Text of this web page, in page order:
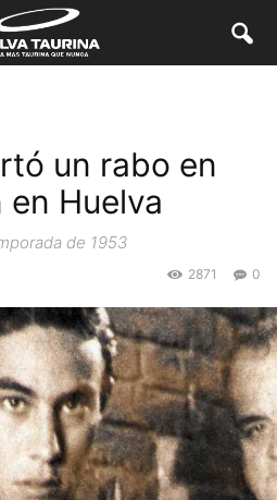
un rabo en
Huelva
de 1953
0
2871